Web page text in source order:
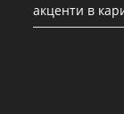
акценти в